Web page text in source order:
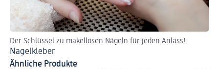
Der Schlüssel zu makellosen Nägeln für jeden Anlass!
Nagelkleber
Ähnliche Produkte